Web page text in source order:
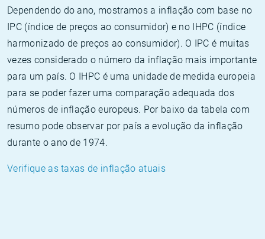
Dependendo do ano, mostramos a inflação com base no
IPC (índice de preços ao consumidor) e no IHPC (índice
harmonizado de preços ao consumidor). O IPC é muitas
vezes considerado o número da inflação mais importante
para um país. O IHPC é uma unidade de medida europeia
para se poder fazer uma comparação adequada dos
números de inflação europeus. Por baixo da tabela com
resumo pode observar por país a evolução da inflação
durante o ano de 1974.
Verifique as taxas de inflação atuais